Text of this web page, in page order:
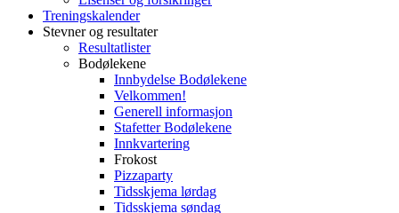
Treningskalender
Stevner og resultater
Resultatlister
Bodølekene
Innbydelse Bodølekene
Velkommen!
Generell informasjon
Stafetter Bodølekene
Innkvartering
Frokost
Pizzaparty
Tidsskjema lørdag
Tidsskjema søndag